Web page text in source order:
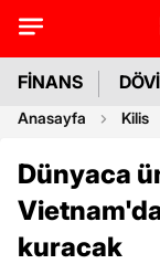
FİNANS
Anasayfa Kilis
Dünyaca
kuracak